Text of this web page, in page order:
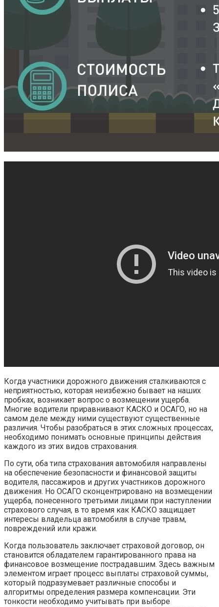
Когда участники дорожного движения сталкиваются с
неприятностью, которая неизбежно бывает на наших
пробках, возникает вопрос о возмещении ущерба.
Многие водители приравнивают КАСКО и ОСАГО, но на
самом деле между ними существуют существенные
различия. Чтобы разобраться в этих сложных процессах,
необходимо понимать основные принципы действия
каждого из этих видов страхования.
По сути, оба типа страхования автомобиля направлены
на обеспечение безопасности и финансовой защиты
водителя, пассажиров и других участников дорожного
движения. Но ОСАГО сконцентрировано на возмещении
ущерба, понесенного третьими лицами при наступлении
страхового случая, в то время как КАСКО защищает
интересы владельца автомобиля в случае травм,
повреждений или кражи.
Когда пользователь заключает страховой договор, он
становится обладателем гарантированного права на
финансовое возмещение пострадавшим. Здесь важным
элементом играет процесс выплаты страховой суммы,
который подразумевает различные способы и
алгоритмы определения размера компенсации. Эти
тонкости необходимо учитывать при выборе